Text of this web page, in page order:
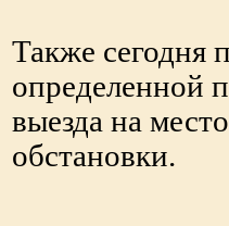
Также сегодня
определенной
выезда на
обстановки.